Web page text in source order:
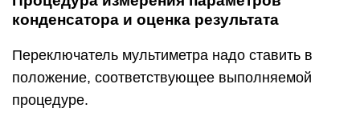
конденсатора и оценка результата
Переключатель мультиметра надо ставить в
положение, соответствующее выполняемой
процедуре.